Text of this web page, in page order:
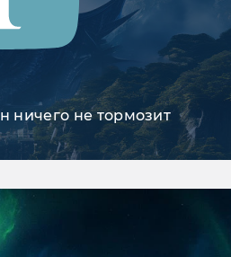
ничего не тормозит